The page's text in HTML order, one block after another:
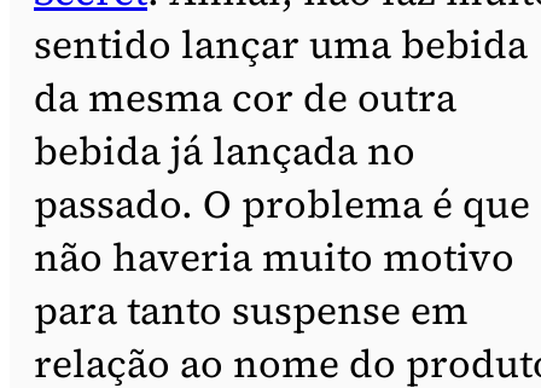
sentido lançar uma bebida
da mesma cor de outra
bebida já lançada no
passado. O problema é que
não haveria muito motivo
para tanto suspense em
relação ao nome do